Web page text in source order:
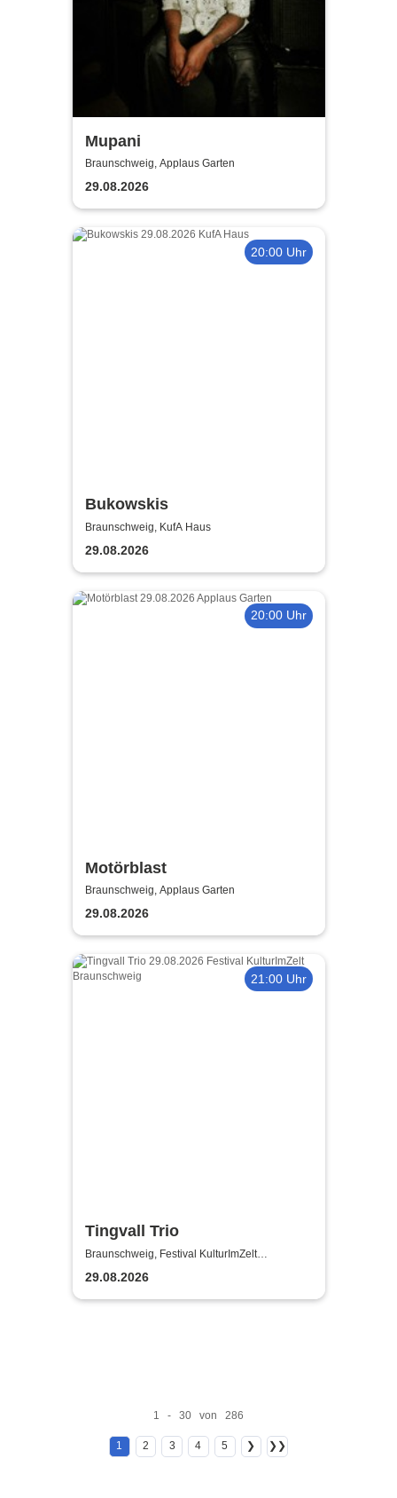
Mupani
Braunschweig, Applaus Garten
29.08.2026
20:00 Uhr
Bukowskis
Braunschweig, KufA Haus
29.08.2026
20:00 Uhr
Motörblast
Braunschweig, Applaus Garten
29.08.2026
21:00 Uhr
Tingvall Trio
Braunschweig, Festival KulturImZelt
Braunschweig
29.08.2026
1 - 30 von 286
1 2 3 4 5 ❯ ❯❯